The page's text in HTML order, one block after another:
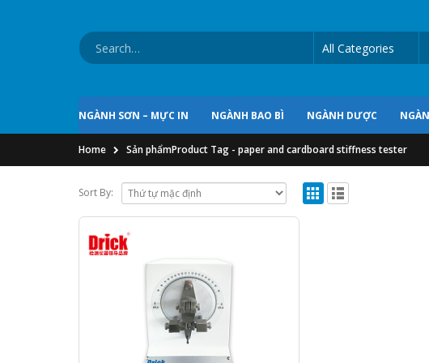
NGÀNH SƠN – MỰC IN NGÀNH BAO BÌ NGÀNH DƯỢC
Home Sản phẩmProduct Tag - paper and cardboard stiffness tester
Sort By: